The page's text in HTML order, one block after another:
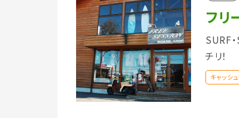
フリ
SURF
チリ！
キャッシ